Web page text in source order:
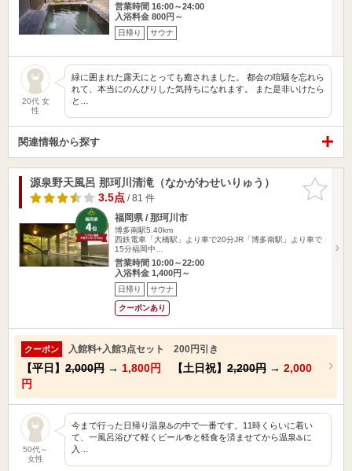
営業時間 16:00～24:00
入浴料金 800円～
日帰り サウナ
20代 女
性
緑に囲まれた露天にとっても癒されました。 都会の喧騒を忘れら
れて、本当にのんびりした気持ちになれます。 また是非いけたら
と…
関連情報から探す
お気に入
りに追加
源泉野天風呂 那珂川清滝（なかがわせいりゅう）
3.5点/ 81 件
福岡県 / 那珂川市
博多南駅5.40km
西鉄電車「大橋駅」より車で20分JR「博多南駅」より車で
15分福岡中…
営業時間 10:00～22:00
入浴料金 1,400円～
日帰り サウナ
クーポンあり
クーポン 入館料+入館3点セット 200円引き
【平日】 2,000円 → 1,800円 【土日祝】 2,200円 → 2,000
円
50代～
女性
今まで行った日帰り温泉♨️の中で一番です。11時くらいに着い
て、一風呂浴びて軽くビール🍻と軽食を済ませてから温泉♨️に
入…